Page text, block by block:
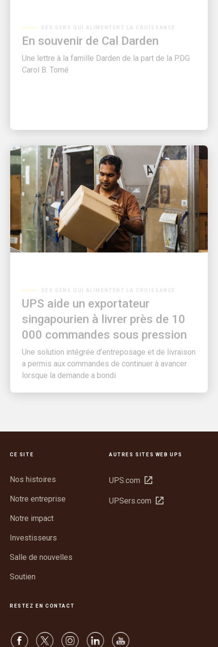
En souvenir de Cal Darden
Une lettre à la famille Darden de la part de la PDG
Carol B. Tomé
UPS aide un exportateur
singapourien à livrer près de 10
000 commandes sous pression
Une solution intégrée d’entreposage et de livraison
a permis aux commandes de continuer à avancer
lorsque la demande a bondi
CE SITE
Nos histoires
Notre entreprise
Notre impact
Investisseurs
Salle de nouvelles
Soutien
AUTRES SITES WEB UPS
UPS.com Ouvrir
une
UPSers.com Ouvrir
RESTEZ EN CONTACT